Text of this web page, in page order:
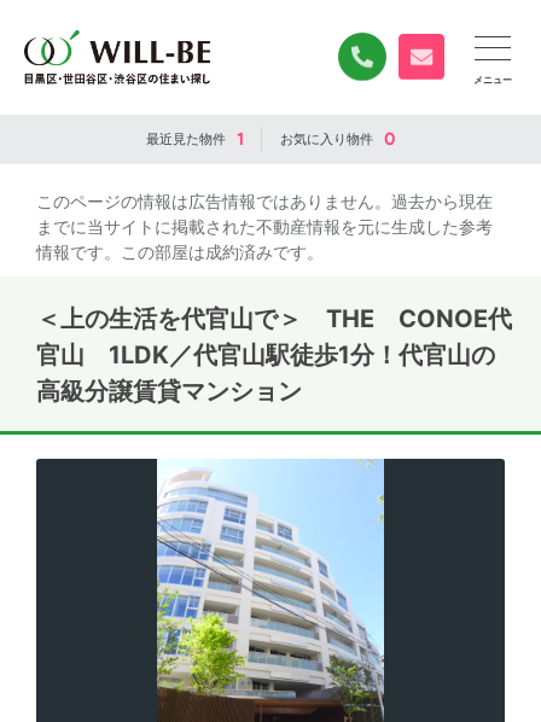
0120-840-834
無料お問い合
最近見た物件 1 お気に入り物件 0
このページの情報は広告情報ではありません。過去から現在
までに当サイトに掲載された不動産情報を元に生成した参考
情報です。この部屋は成約済みです。
＜上の生活を代官山で＞ THE CONOE代
官山 1LDK／代官山駅徒歩1分！代官山の
高級分譲賃貸マンション